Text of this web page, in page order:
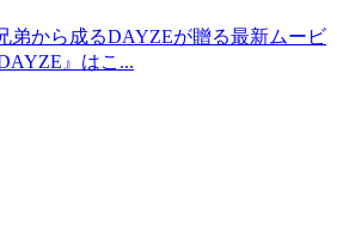
弟から成るDAYZEが贈る最新ムービ
』はこ...